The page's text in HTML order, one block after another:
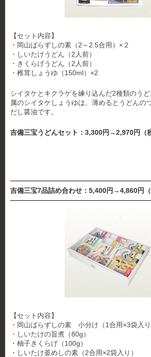
【セット内容】
・岡山ばらずしの素（2～2.5合用）×２
・しいたけうどん（2人前）
・きくらげうどん（2人前）
・椎茸しょうゆ（150ml）×2
シイタケとキクラゲを練り込んだ2種類のう
属のシイタケしょうゆは、薄めるとうどんの
だし醤油です。
吉備三宝うどんセット：3,300円→2,970円（
吉備三宝7品詰め合わせ：5,400円→4,860円（
【セット内容】
・岡山ばらずしの素 小分け（1合用×3袋入
・しいたけの旨煮（80g）
・柚子きくらげ（100g）
・しいたけ釜めしの素（2合用×2袋入り）